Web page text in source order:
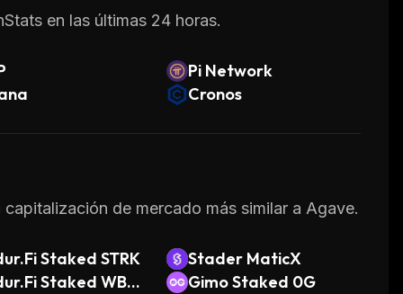
en las últimas 24 horas.
Pi Network
Cronos
de mercado más similar a Agave.
Staked STRK
Stader MaticX
Staked WBT
Gimo Staked 0G